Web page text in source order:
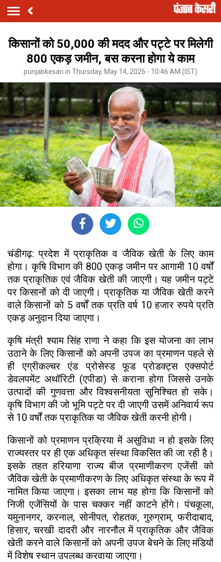
किसानों को 50,000 की मदद और पट्टे पर मिलेगी
800 एकड़ जमीन, बस करना होगा ये काम
punjabkesari.in Thursday, May 14, 2026 - 10:46 AM (IST)
चंडीगढ़: प्रदेश में प्राकृतिक व जैविक खेती के लिए काम
होगा। कृषि विभाग की 800 एकड़ जमीन पर आगामी 10 वर्षों
तक प्राकृतिक एवं जैविक खेती की जाएगी। यह जमीन पट्टे
पर किसानों को दी जाएगी। प्राकृतिक या जैविक खेती करने
वाले किसानों को 5 वर्षों तक प्रति वर्ष 10 हजार रुपये प्रति
एकड़ अनुदान दिया जाएगा।
कृषि मंत्री श्याम सिंह राणा ने कहा कि इस योजना का लाभ
उठाने के लिए किसानों को अपनी उपज का प्रमाणन पहले से
ही एग्रीकल्चर एंड प्रोसेस्ड फूड प्रोडक्ट्स एक्सपोर्ट
डेवलपमेंट अथॉरिटी (एपीडा) से कराना होगा जिससे उनके
उत्पादों की गुणवत्ता और विश्वसनीयता सुनिश्चित हो सके।
कृषि विभाग की जो भूमि पट्टे पर दी जाएगी उसमें अनिवार्य रूप
से 10 वर्षों तक प्राकृतिक या जैविक खेती करनी होगी।
किसानों को प्रमाणन प्रक्रिया में असुविधा न हो इसके लिए
राज्यस्तर पर ही एक अधिकृत संस्था विकसित की जा रही है।
इसके तहत हरियाणा राज्य बीज प्रमाणीकरण एजेंसी को
जैविक खेती के प्रमाणीकरण के लिए अधिकृत संस्था के रूप में
नामित किया जाएगा। इसका लाभ यह होगा कि किसानों को
निजी एजेंसियों के पास चक्कर नहीं काटने होंगे। पंचकूला,
यमुनानगर, करनाल, सोनीपत, रोहतक, गुरुग्राम, फरीदाबाद,
हिसार, चरखी दादरी और नारनौल में प्राकृतिक और जैविक
खेती करने वाले किसानों को अपनी उपज बेचने के लिए मंडियों
में विशेष स्थान उपलब्ध करवाया जाएगा।